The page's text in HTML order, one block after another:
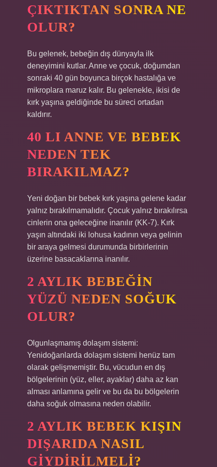
ÇIKTIKTAN SONRA NE
OLUR?
Bu gelenek, bebeğin dış dünyayla ilk
deneyimini kutlar. Anne ve çocuk, doğumdan
sonraki 40 gün boyunca birçok hastalığa ve
mikroplara maruz kalır. Bu gelenekle, ikisi de
kırk yaşına geldiğinde bu süreci ortadan
kaldırır.
40 LI ANNE VE BEBEK
NEDEN TEK
BIRAKILMAZ?
Yeni doğan bir bebek kırk yaşına gelene kadar
yalnız bırakılmamalıdır. Çocuk yalnız bırakılırsa
cinlerin ona geleceğine inanılır (KK-7). Kırk
yaşın altındaki iki lohusa kadının veya gelinin
bir araya gelmesi durumunda birbirlerinin
üzerine basacaklarına inanılır.
2 AYLIK BEBEĞIN
YÜZÜ NEDEN SOĞUK
OLUR?
Olgunlaşmamış dolaşım sistemi:
Yenidoğanlarda dolaşım sistemi henüz tam
olarak gelişmemiştir. Bu, vücudun en dış
bölgelerinin (yüz, eller, ayaklar) daha az kan
alması anlamına gelir ve bu da bu bölgelerin
daha soğuk olmasına neden olabilir.
2 AYLIK BEBEK KIŞIN
DIŞARIDA NASIL
GIYDIRILMELI?